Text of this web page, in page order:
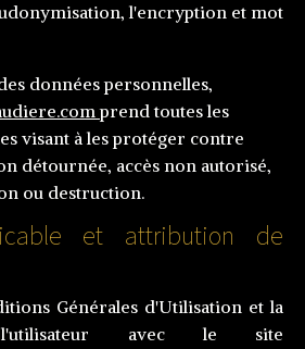
l'encryption et mot
données personnelles,
prend toutes les
visant à les protéger contre
détournée, accès non autorisé,
ou destruction.
et attribution de
Générales d'Utilisation et la
avec le site